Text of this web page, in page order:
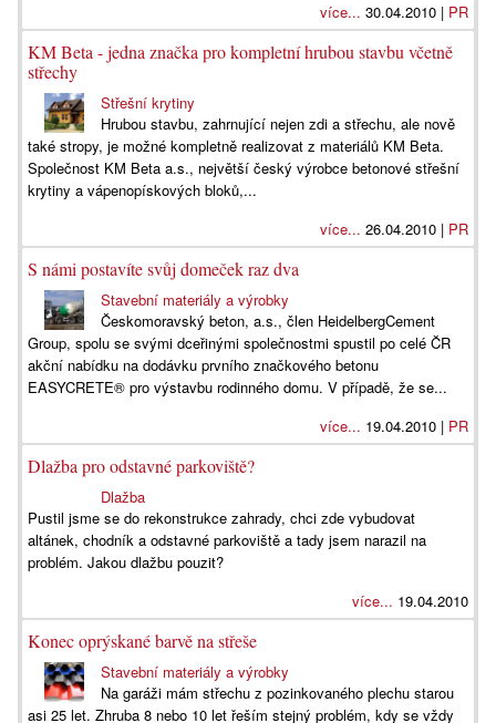
více... 30.04.2010 | PR
KM Beta - jedna značka pro kompletní hrubou stavbu včetně
střechy
Střešní krytiny
Hrubou stavbu, zahrnující nejen zdi a střechu, ale nově
také stropy, je možné kompletně realizovat z materiálů KM Beta.
Společnost KM Beta a.s., největší český výrobce betonové střešní
krytiny a vápenopískových bloků,...
více... 26.04.2010 | PR
S námi postavíte svůj domeček raz dva
Stavební materiály a výrobky
Českomoravský beton, a.s., člen HeidelbergCement
Group, spolu se svými dceřinými společnostmi spustil po celé ČR
akční nabídku na dodávku prvního značkového betonu
EASYCRETE® pro výstavbu rodinného domu. V případě, že se...
více... 19.04.2010 | PR
Dlažba pro odstavné parkoviště?
Dlažba
Pustil jsme se do rekonstrukce zahrady, chci zde vybudovat
altánek, chodník a odstavné parkoviště a tady jsem narazil na
problém. Jakou dlažbu pouzit?
více... 19.04.2010
Konec oprýskané barvě na střeše
Stavební materiály a výrobky
Na garáži mám střechu z pozinkovaného plechu starou
asi 25 let. Zhruba 8 nebo 10 let řeším stejný problém, kdy se vždy